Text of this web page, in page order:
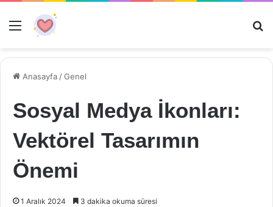
Menü
Anasayfa /Genel
Sosyal Medya İkonları:
Vektörel Tasarımın
Önemi
1 Aralık 2024 3 dakika okuma süresi